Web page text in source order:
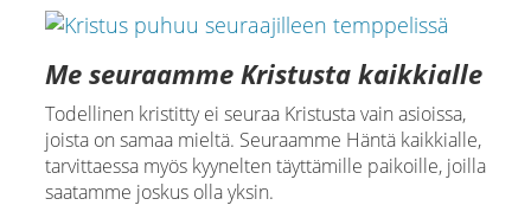
Me seuraamme Kristusta kaikkialle
Todellinen kristitty ei seuraa Kristusta vain asioissa,
joista on samaa mieltä. Seuraamme Häntä kaikkialle,
tarvittaessa myös kyynelten täyttämille paikoille, joilla
saatamme joskus olla yksin.